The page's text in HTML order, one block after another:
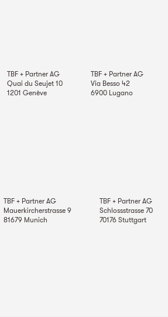
TBF + Partner AG
Quai du Seujet 10
1201 Genève
TBF + Partner AG
Via Besso 42
6900 Lugano
TBF + Partner AG
Mauerkircherstrasse 9
81679 Munich
TBF + Partner AG
Schlossstrasse 70
70176 Stuttgart